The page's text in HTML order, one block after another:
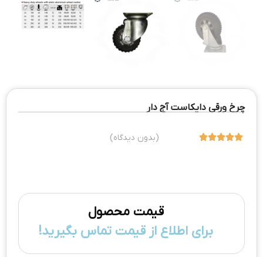
چرخ ورقی دایکاست آج دار




 (بدون دیدگاه)
قیمت محصول
برای اطلاع از قیمت تماس بگیرید!